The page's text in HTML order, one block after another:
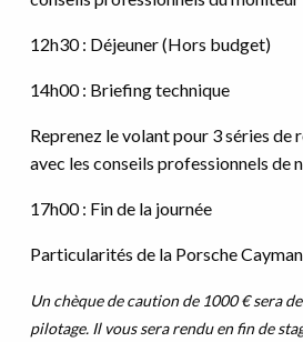
12h30 : Déjeuner (Hors budget)
14h00 : Briefing technique
Reprenez le volant pour 3 séries de
avec les conseils professionnels de
17h00 : Fin de la journée
Particularités de la Porsche
Un chèque de caution de 1000 € sera
pilotage. Il vous sera rendu en fin de